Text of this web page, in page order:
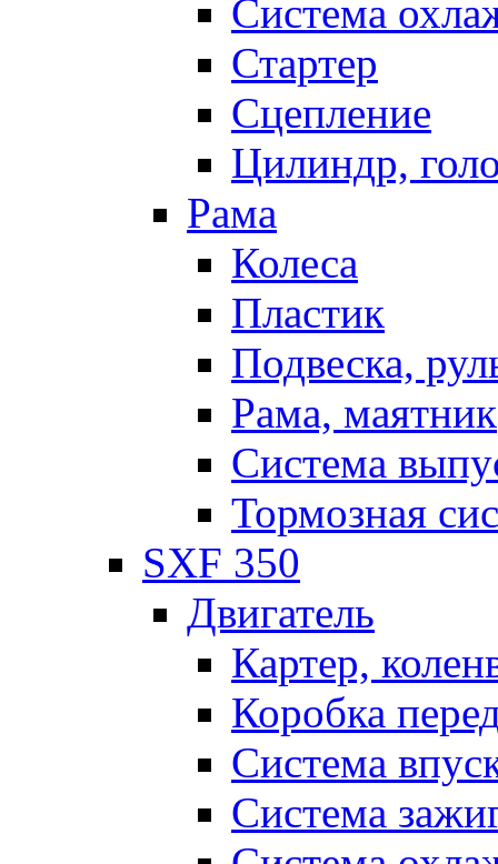
Система
Стартер
Сцепление
Цилиндр,
Рама
Колеса
Пластик
Подвеска,
Рама, маятник
Система
Тормозная
SXF 350
Двигатель
Картер,
Коробка
Система
Система